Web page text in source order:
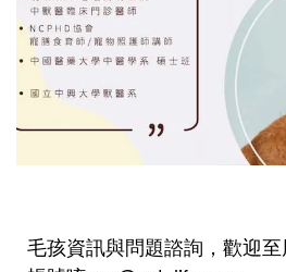
毛孩資訊與問題諮詢，歡迎